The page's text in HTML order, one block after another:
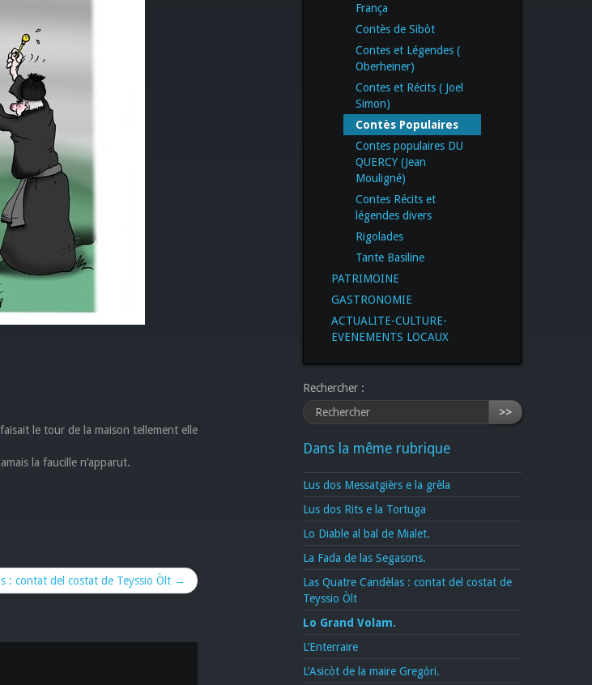
le tour de la maison tellement elle
la faucille n’apparut.
: contat del costat de Teyssio Òlt →
França
Contès de Sibòt
Contes et Légendes (
Oberheiner)
Contes et Récits ( Joel
Simon)
Contès Populaires
Contes populaires DU
QUERCY (Jean
Mouligné)
Contes Récits et
légendes divers
Rigolades
Tante Basiline
PATRIMOINE
GASTRONOMIE
ACTUALITE-CULTURE-
EVENEMENTS LOCAUX
Rechercher :
>>
Dans la même rubrique
Lus dos Messatgièrs e la grèla
Lus dos Rits e la Tortuga
Lo Diable al bal de Mialet.
La Fada de las Segasons.
Las Quatre Candèlas : contat del costat de
Teyssio Òlt
Lo Grand Volam.
L’Enterraire
L’Asicòt de la maire Gregòri.